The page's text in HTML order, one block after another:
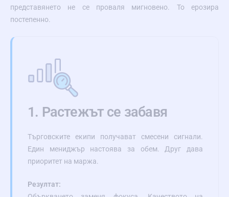
представянето не се проваля мигновено. То ерозира
постепенно.
1. Растежът се забавя
Търговските екипи получават смесени сигнали.
Един мениджър настоява за обем. Друг дава
приоритет на маржа.
Резултат: